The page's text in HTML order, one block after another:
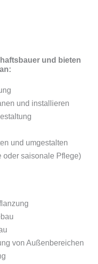
und bieten
und installieren
und umgestalten
oder saisonale Pflege)
von Außenbereichen